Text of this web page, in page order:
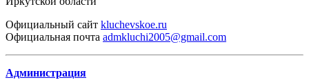
Официальный сайт kluchevskoe.ru
Официальная почта admkluchi2005@gmail.com
Администрация